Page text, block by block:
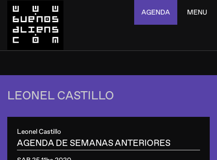
AGENDA MENU
LEONEL CASTILLO
Leonel Castillo
AGENDA DE SEMANAS ANTERIORES